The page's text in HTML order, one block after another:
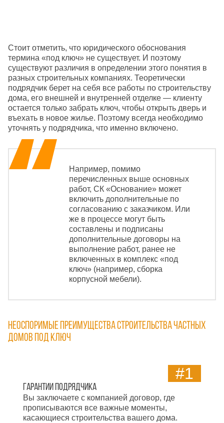
Стоит отметить, что юридического обоснования
термина «под ключ» не существует. И поэтому
существуют различия в определении этого понятия в
разных строительных компаниях. Теоретически
подрядчик берет на себя все работы по строительству
дома, его внешней и внутренней отделке — клиенту
остается только забрать ключ, чтобы открыть дверь и
въехать в новое жилье. Поэтому всегда необходимо
уточнять у подрядчика, что именно включено.
Например, помимо
перечисленных выше основных
работ, СК «Основание» может
включить дополнительные по
согласованию с заказчиком. Или
же в процессе могут быть
составлены и подписаны
дополнительные договоры на
выполнение работ, ранее не
включенных в комплекс «под
ключ» (например, сборка
корпусной мебели).
Неоспоримые преимущества строительства частных
домов под ключ
#1
Гарантии подрядчика
Вы заключаете с компанией договор, где
прописываются все важные моменты,
касающиеся строительства вашего дома.